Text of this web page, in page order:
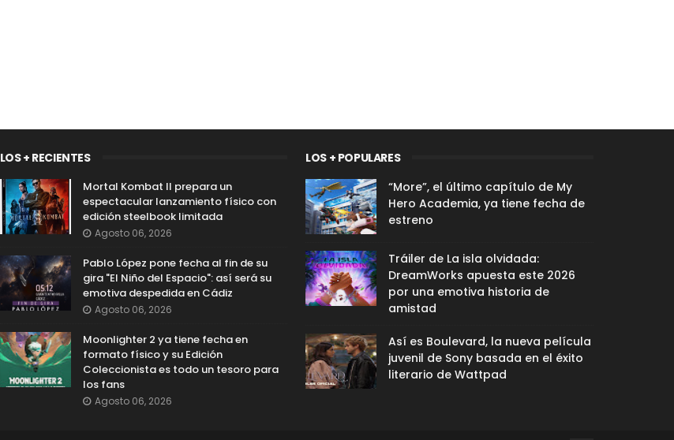
LOS + RECIENTES
Mortal Kombat II prepara un
espectacular lanzamiento físico con
edición steelbook limitada
Agosto 06, 2026
Pablo López pone fecha al fin de su
gira "El Niño del Espacio": así será su
emotiva despedida en Cádiz
Agosto 06, 2026
Moonlighter 2 ya tiene fecha en
formato físico y su Edición
Coleccionista es todo un tesoro para
los fans
Agosto 06, 2026
LOS + POPULARES
“More”, el último capítulo de My
Hero Academia, ya tiene fecha de
estreno
Tráiler de La isla olvidada:
DreamWorks apuesta este 2026
por una emotiva historia de
amistad
Así es Boulevard, la nueva película
juvenil de Sony basada en el éxito
literario de Wattpad